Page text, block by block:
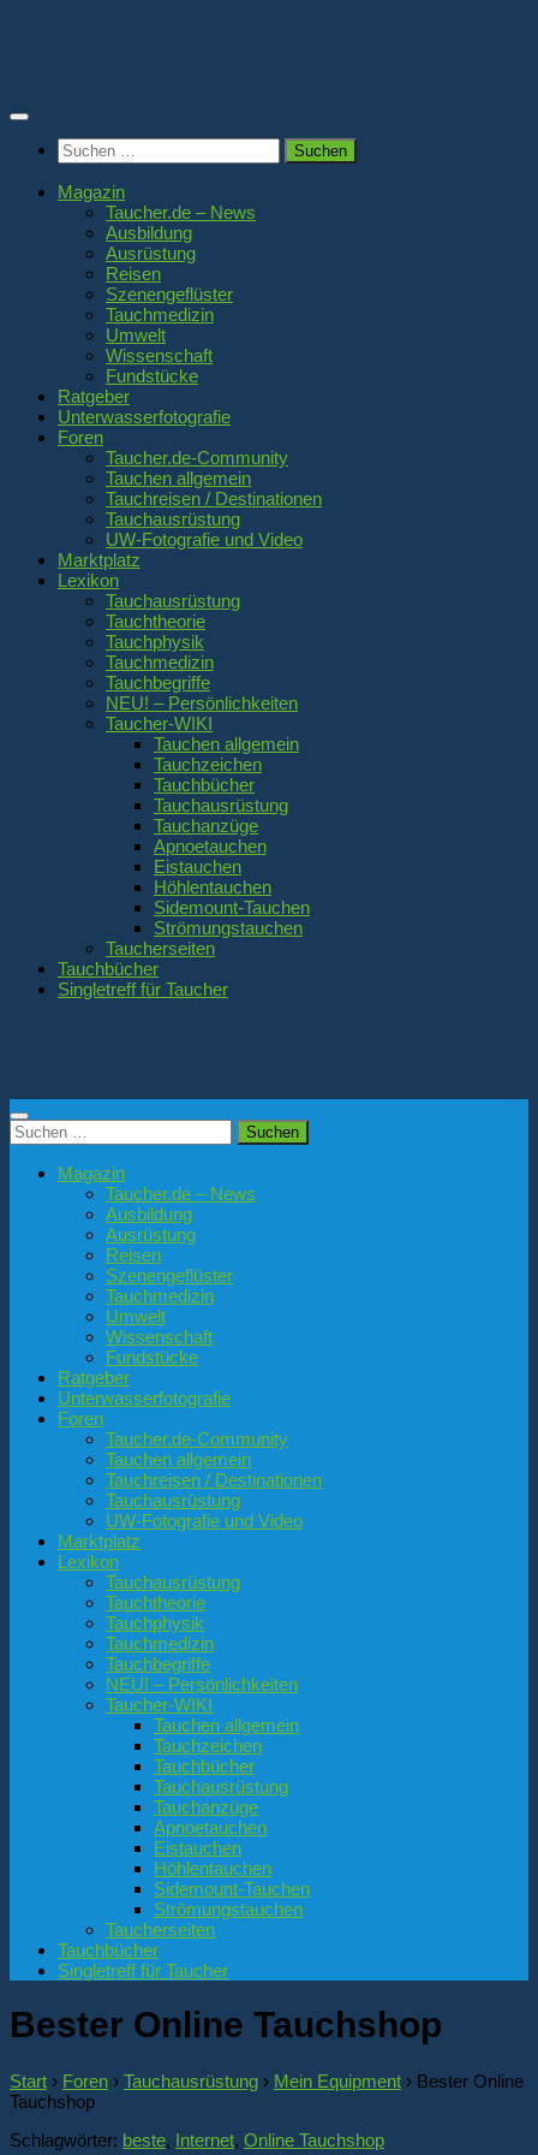
Suchen
nach:
Magazin
Taucher.de – News
Ausbildung
Ausrüstung
Reisen
Szenengeflüster
Tauchmedizin
Umwelt
Wissenschaft
Fundstücke
Ratgeber
Unterwasserfotografie
Foren
Taucher.de-Community
Tauchen allgemein
Tauchreisen / Destinationen
Tauchausrüstung
UW-Fotografie und Video
Marktplatz
Lexikon
Tauchausrüstung
Tauchtheorie
Tauchphysik
Tauchmedizin
Tauchbegriffe
NEU! – Persönlichkeiten
Taucher-WIKI
Tauchen allgemein
Tauchzeichen
Tauchbücher
Tauchausrüstung
Tauchanzüge
Apnoetauchen
Eistauchen
Höhlentauchen
Sidemount-Tauchen
Strömungstauchen
Taucherseiten
Tauchbücher
Singletreff für Taucher
Suchen
nach:
Magazin
Taucher.de – News
Ausbildung
Ausrüstung
Reisen
Szenengeflüster
Tauchmedizin
Umwelt
Wissenschaft
Fundstücke
Ratgeber
Unterwasserfotografie
Foren
Taucher.de-Community
Tauchen allgemein
Tauchreisen / Destinationen
Tauchausrüstung
UW-Fotografie und Video
Marktplatz
Lexikon
Tauchausrüstung
Tauchtheorie
Tauchphysik
Tauchmedizin
Tauchbegriffe
NEU! – Persönlichkeiten
Taucher-WIKI
Tauchen allgemein
Tauchzeichen
Tauchbücher
Tauchausrüstung
Tauchanzüge
Apnoetauchen
Eistauchen
Höhlentauchen
Sidemount-Tauchen
Strömungstauchen
Taucherseiten
Tauchbücher
Singletreff für Taucher
Bester Online Tauchshop
Start › Foren › Tauchausrüstung › Mein Equipment › Bester Online
Tauchshop
Schlagwörter: beste, Internet, Online Tauchshop